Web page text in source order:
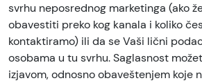
svrhu neposrednog marketinga (ako
obavestiti preko kog kanala i koliko
kontaktiramo) ili da se Vaši lični
osobama u tu svrhu. Saglasnost
izjavom, odnosno obaveštenjem koje